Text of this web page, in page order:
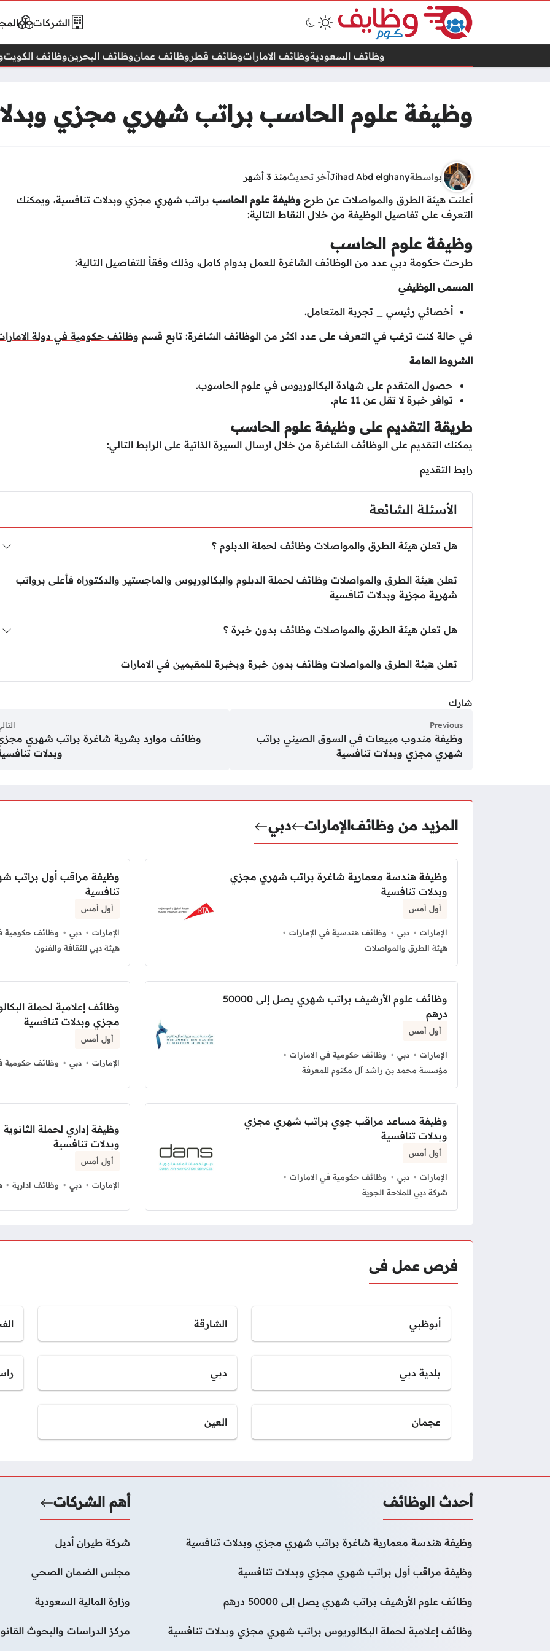
الشركات
وظائف السعوديةوظائف الاماراتوظائف قطروظائف عمانوظائف البحرينوظائف الكويت
وظيفة علوم الحاسب براتب شهري مجزي
بواسطةJihad Abd elghanyآخر تحديثمنذ 3 أشهر
أعلنت هيئة الطرق والمواصلات عن طرح وظيفة علوم الحاسب براتب شهري مجزي وبدلات تنافسية، ويمكنك
التعرف على تفاصيل الوظيفة من خلال النقاط التالية:
وظيفة علوم الحاسب
طرحت حكومة دبي عدد من الوظائف الشاغرة للعمل بدوام كامل، وذلك وفقاً للتفاصيل التالية:
المسمى الوظيفي
أخصائي رئيسي _ تجربة المتعامل.
في حالة كنت ترغب في التعرف على عدد اكثر من الوظائف الشاغرة: تابع قسم وظائف حكومية في دولة
الشروط العامة
حصول المتقدم على شهادة البكالوريوس في علوم الحاسوب.
توافر خبرة لا تقل عن 11 عام.
طريقة التقديم على وظيفة علوم الحاسب
يمكنك التقديم على الوظائف الشاغرة من خلال ارسال السيرة الذاتية على الرابط التالي:
رابط التقديم
الأسئلة الشائعة
هل تعلن هيئة الطرق والمواصلات وظائف لحملة الدبلوم ؟
تعلن هيئة الطرق والمواصلات وظائف لحملة الدبلوم والبكالوريوس والماجستير والدكتوراه فأعلى برواتب
شهرية مجزية وبدلات تنافسية
هل تعلن هيئة الطرق والمواصلات وظائف بدون خبرة ؟
تعلن هيئة الطرق والمواصلات وظائف بدون خبرة وبخبرة للمقيمين في الامارات
شارك
Previous
وظيفة مندوب مبيعات في السوق الصيني براتب
شهري مجزي وبدلات تنافسية
وظائف موارد بشرية شاغرة براتب شهري
وبدلات
المزيد من وظائفالإمارات دبي
وظيفة هندسة معمارية شاغرة براتب شهري مجزي
وبدلات تنافسية
أول أمس
الإمارات دبي
وظائف هندسية في الإمارات
هيئة الطرق والمواصلات
وظيفة مراقب أول براتب
تنافسية
أول أمس
الإمارات دبي
وظائف حكومية
هيئة دبي للثقافة والفنون
وظائف علوم الأرشيف براتب شهري يصل إلى 50000
درهم
أول أمس
الإمارات دبي
وظائف حكومية في الامارات
مؤسسة محمد بن راشد آل مكتوم للمعرفة
وظائف إعلامية لحملة
مجزي وبدلات تنافسية
أول أمس
الإمارات دبي وظائف حكومية
وظيفة مساعد مراقب جوي براتب شهري مجزي
وبدلات تنافسية
أول أمس
الإمارات دبي
وظائف حكومية في الامارات
شركة دبي للملاحة الجوية
وظيفة إداري لحملة
وبدلات تنافسية
أول أمس
الإمارات دبي وظائف ادارية
فرص عمل فى
أبوظبي الشارقة
بلدية دبي دبي
عجمان العين
أحدث الوظائف
وظيفة هندسة معمارية شاغرة براتب شهري مجزي وبدلات تنافسية
وظيفة مراقب أول براتب شهري مجزي وبدلات تنافسية
وظائف علوم الأرشيف براتب شهري يصل إلى 50000 درهم
وظائف إعلامية لحملة البكالوريوس براتب شهري مجزي وبدلات تنافسية
أهم الشركات
شركة طيران أديل
مجلس الضمان الصحي
وزارة المالية السعودية
مركز الدراسات والبحوث